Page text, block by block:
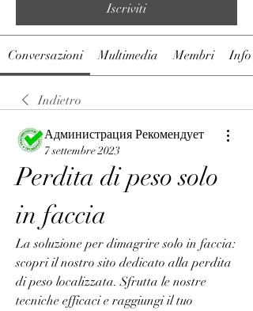
Iscriviti
Conversazioni Multimedia Membri Info
Indietro
Администрация Рекомендует
7 settembre 2023
Perdita di peso solo
in faccia
La soluzione per dimagrire solo in faccia:
scopri il nostro sito dedicato alla perdita
di peso localizzata. Sfrutta le nostre
tecniche efficaci e raggiungi il tuo